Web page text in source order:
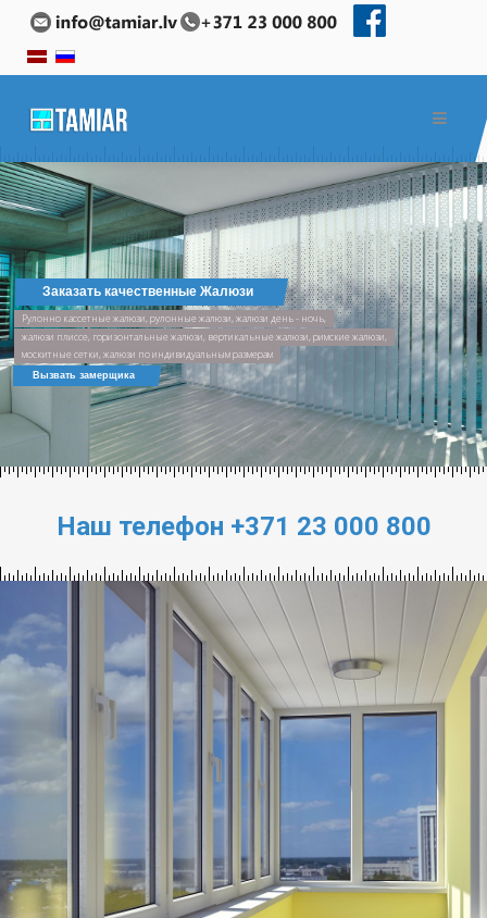
Заказать качественные Жалюзи
Рулонно кассетные жалюзи, рулонные жалюзи, жалюзи день - ночь,
жалюзи плиссе, горизонтальные жалюзи, вертикальные жалюзи, римские жалюзи,
москитные сетки, жалюзи по индивидуальным размерам
Вызвать замерщика
Наш телефон +371 23 000 800